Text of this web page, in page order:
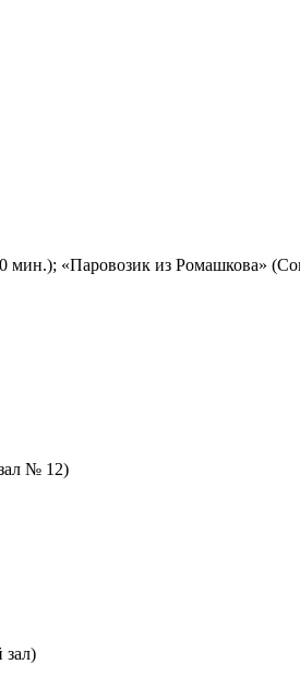
«Паровозик из Ромашкова»
№ 12)
зал)